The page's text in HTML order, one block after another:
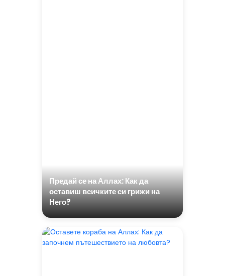
Предай се на Аллах: Как да
оставиш всичките си грижи на
Него?